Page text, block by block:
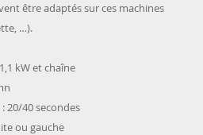
être adaptés sur ces machines
…).
kW et chaîne
20/40 secondes
ou gauche